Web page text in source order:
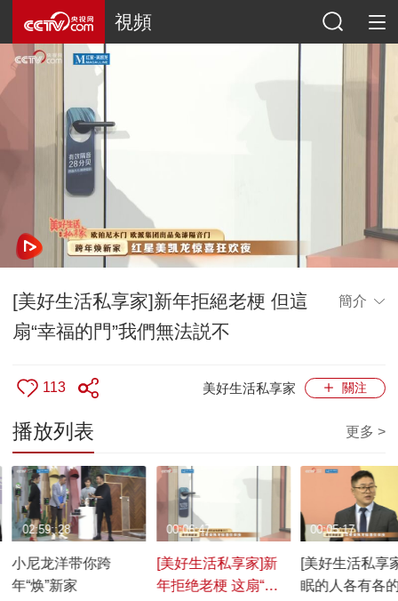
視頻
[美好生活私享家]新年拒絕老梗 但這
扇“幸福的門”我們無法説不
簡介
113 關注
美好生活私享家
播放列表 更多 >
小尼龙洋带你跨
年“焕”新家
02:59::28
[美好生活私享家]新
年拒绝老梗 这扇“幸
00:06:47
[美好生活私享
眠的人各有各
00:05:17